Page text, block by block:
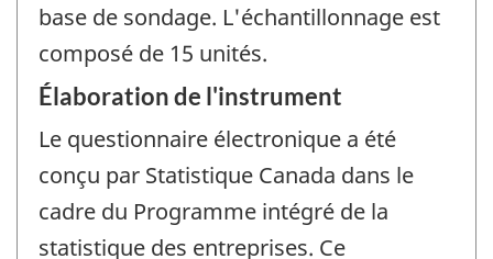
base de sondage. L'échantillonnage est
composé de 15 unités.
Élaboration de l'instrument
Le questionnaire électronique a été
conçu par Statistique Canada dans le
cadre du Programme intégré de la
statistique des entreprises. Ce